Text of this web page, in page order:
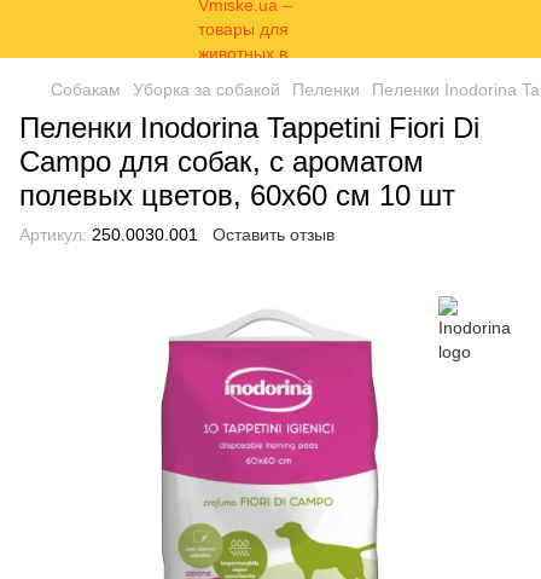
Собакам Уборка за собакой Пеленки Пеленки Inodorina
Пеленки Inodorina Tappetini Fiori Di
Campo для собак, с ароматом
полевых цветов, 60х60 см 10 шт
Артикул: 250.0030.001 Оставить отзыв